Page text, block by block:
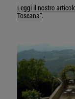
Leggi il nostro
Toscana”.